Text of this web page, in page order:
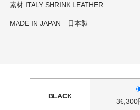
素材 ITALY SHRINK LEATHER
MADE IN JAPAN 日本製
BLACK
36,300